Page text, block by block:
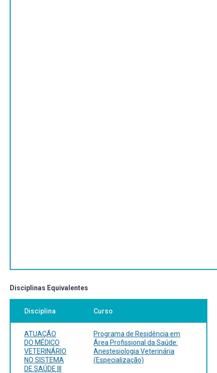
Disciplinas Equivalentes
Disciplina Curso
ATUAÇÃO
DO MÉDICO
VETERINÁRIO
NO SISTEMA
DE SAÚDE III
Programa de Residência em
Área Profissional da Saúde:
Anestesiologia Veterinária
(Especialização)